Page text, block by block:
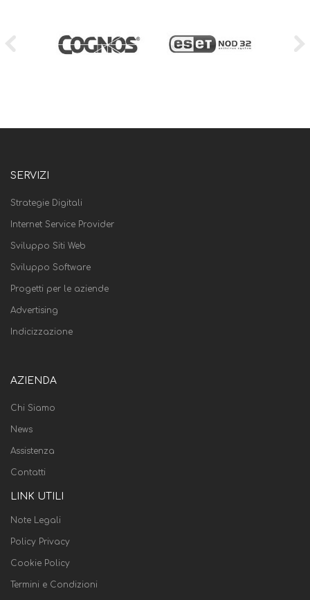
SERVIZI
Strategie Digitali
Internet Service Provider
Sviluppo Siti Web
Sviluppo Software
Progetti per le aziende
Advertising
Indicizzazione
AZIENDA
Chi Siamo
News
Assistenza
Contatti
LINK UTILI
Note Legali
Policy Privacy
Cookie Policy
Termini e Condizioni